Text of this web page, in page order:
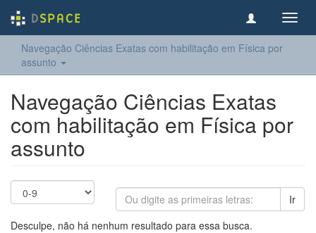
Navegação Ciências Exatas com habilitação em Física por
assunto
Navegação Ciências Exatas
com habilitação em Física por
assunto
Ir
Desculpe, não há nenhum resultado para essa busca.